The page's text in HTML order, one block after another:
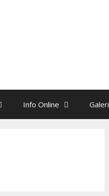
Info Online Galeri